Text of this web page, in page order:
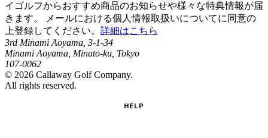
イゴルフからおすすめ商品のお知らせや様々な特典情報が届
きます。 メールにおける個人情報取扱いについてに同意の
上登録してください。 詳細はこちら
3rd Minami Aoyama, 3-1-34
Minami Aoyama, Minato-ku, Tokyo
107-0062
© 2026 Callaway Golf Company.
All rights reserved.
HELP